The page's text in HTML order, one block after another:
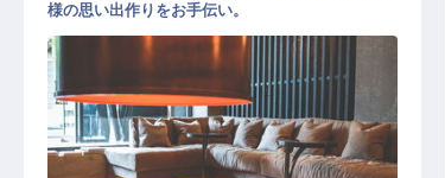
様の思い出作りをお手伝い。